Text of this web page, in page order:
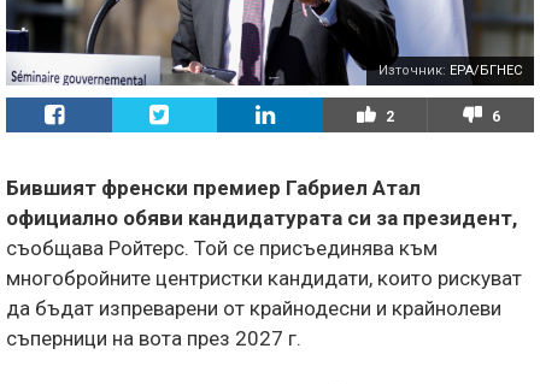
Източник: EPA/БГНЕС
2 6
Бившият френски премиер Габриел Атал
официално обяви кандидатурата си за президент,
съобщава Ройтерс. Той се присъединява към
многобройните центристки кандидати, които рискуват
да бъдат изпреварени от крайнодесни и крайнолеви
съперници на вота през 2027 г.